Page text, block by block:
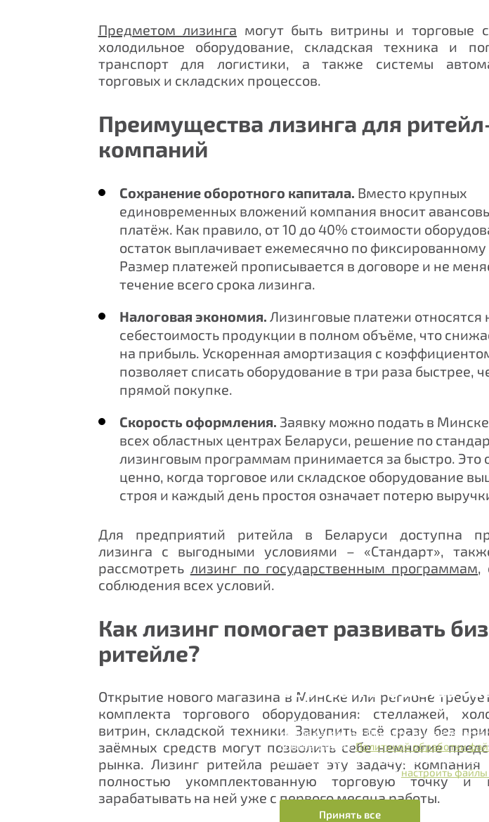
Предметом лизинга могут быть витрины и торговые
холодильное оборудование, складская техника и
транспорт для логистики, а также системы
торговых и складских процессов.
Преимущества лизинга для
компаний
Сохранение оборотного капитала. Вместо крупных
единовременных вложений компания вносит
платёж. Как правило, от 10 до 40% стоимости
остаток выплачивает ежемесячно по фиксированному
Размер платежей прописывается в договоре и не
течение всего срока лизинга.
Налоговая экономия. Лизинговые платежи относятся
себестоимость продукции в полном объёме, что
на прибыль. Ускоренная амортизация с
позволяет списать оборудование в три раза быстрее,
прямой покупке.
Скорость оформления. Заявку можно подать в
всех областных центрах Беларуси, решение по
лизинговым программам принимается за быстро. Это
ценно, когда торговое или складское оборудование
строя и каждый день простоя означает потерю
Для предприятий ритейла в Беларуси доступна
лизинга с выгодными условиями – «Стандарт»,
рассмотреть лизинг по государственным программам,
соблюдения всех условий.
Как лизинг помогает развивать
ритейле?
Открытие нового магазина в Минске или регионе
комплекта торгового оборудования: стеллажей,
витрин, складской техники. Закупить всё сразу без
заёмных средств могут позволить себе немногие
рынка.Лизинг ритейла решает эту задачу: компания
полностью укомплектованную торговую точку и
зарабатывать на ней уже с первого месяца работы.
Обработка файлов
Наш сайт использует файлы cookie,
для вас.
Нажав на кнопку Принять, вы даете
соответствии сПолитикой обработки
Вы также можете отказаться от
кнопку Отклонить, либонастроить
Принять все
Нам важно Ваше
отправить предложения